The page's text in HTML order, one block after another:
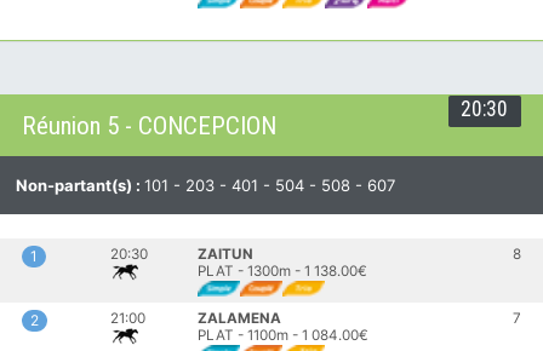
20:30
Réunion 5 - CONCEPCION
Non-partant(s) : 101 - 203 - 401 - 504 - 508 - 607
1 20:30
ZAITUN
PLAT - 1300m - 1 138.00€
8
2 21:00
ZALAMENA
PLAT - 1100m - 1 084.00€
7